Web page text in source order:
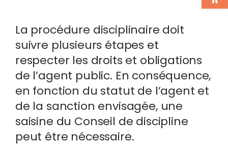
La procédure disciplinaire doit
suivre plusieurs étapes et
respecter les droits et obligations
de l’agent public. En conséquence,
en fonction du statut de l’agent et
de la sanction envisagée, une
saisine du Conseil de discipline
peut être nécessaire.